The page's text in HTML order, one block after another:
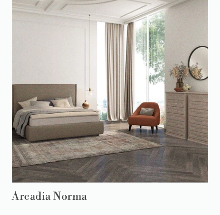
Arcadia Norma